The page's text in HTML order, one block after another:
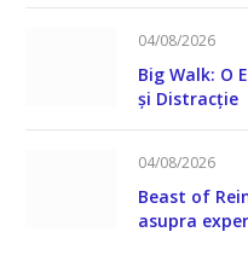
04/08/2026
Big Walk: O
și Distracție
04/08/2026
Beast of
asupra